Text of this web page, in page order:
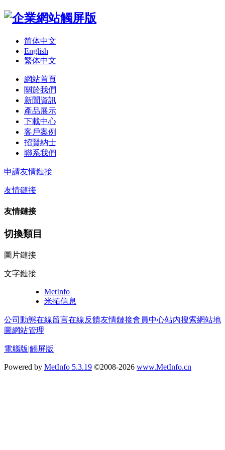
简体中文
English
繁体中文
網站首頁
關於我們
新聞資訊
產品展示
下載中心
客戶案例
招賢納士
聯系我們
申請友情鏈接
友情鏈接
友情鏈接
切換類目
圖片鏈接
文字鏈接
MetInfo
米拓信息
公司動態在線留言在線反饋友情鏈接會員中心站內搜索網站地
圖網站管理
電腦版|觸屏版
Powered by MetInfo 5.3.19 ©2008-2026 www.MetInfo.cn